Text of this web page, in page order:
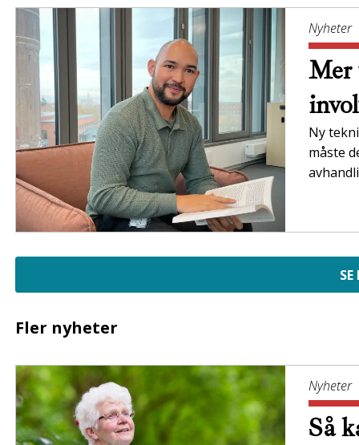
Nyheter
Mer
Ny
måste
SE
Fler nyheter
Nyheter
Så